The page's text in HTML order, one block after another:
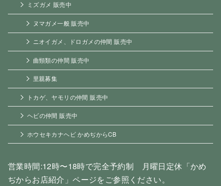
ミズガメ 販売中
ヌマガメ一般 販売中
ニオイガメ、ドロガメの仲間 販売中
曲頸類の仲間 販売中
里親募集
トカゲ、ヤモリの仲間 販売中
ヘビの仲間 販売中
ホウセキカナヘビ かめぢからCB
営業時間:12時〜18時で完全予約制 月曜日定休「かめ
ぢからお店紹介」ページをご参照ください。